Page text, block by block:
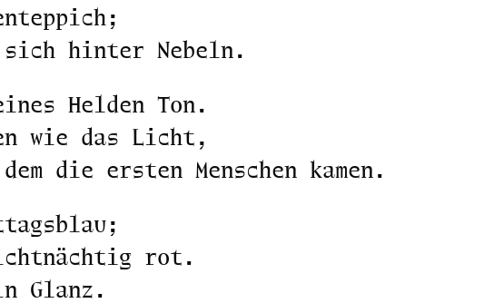
hinter Nebeln.
Helden Ton.
wie das Licht,
die ersten Menschen kamen.
rot.
Glanz.